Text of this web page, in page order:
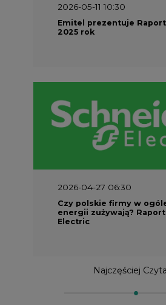
2026-05-11 10:30
Emitel prezentuje Raport
2025 rok
2026-04-27 06:30
Czy polskie firmy w
energii zużywają?
Electric
Najczęściej